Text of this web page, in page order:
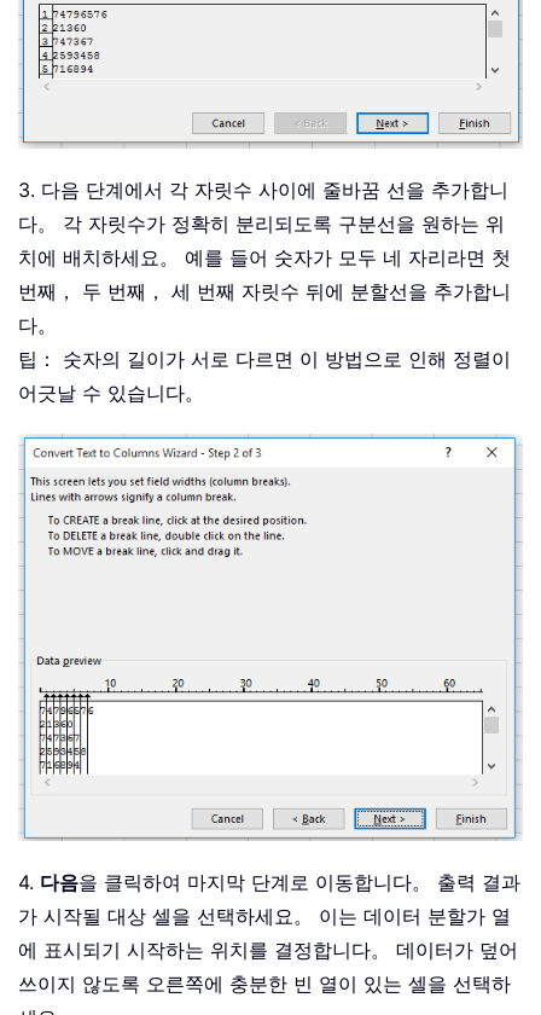
3. 다음 단계에서 각 자릿수 사이에 줄바꿈 선을 추가합니
다。 각 자릿수가 정확히 분리되도록 구분선을 원하는 위
치에 배치하세요。 예를 들어 숫자가 모두 네 자리라면 첫
번째， 두 번째， 세 번째 자릿수 뒤에 분할선을 추가합니
다。
팁： 숫자의 길이가 서로 다르면 이 방법으로 인해 정렬이
어긋날 수 있습니다。
4. 다음을 클릭하여 마지막 단계로 이동합니다。 출력 결과
가 시작될 대상 셀을 선택하세요。 이는 데이터 분할가 열
에 표시되기 시작하는 위치를 결정합니다。 데이터가 덮어
쓰이지 않도록 오른쪽에 충분한 빈 열이 있는 셀을 선택하